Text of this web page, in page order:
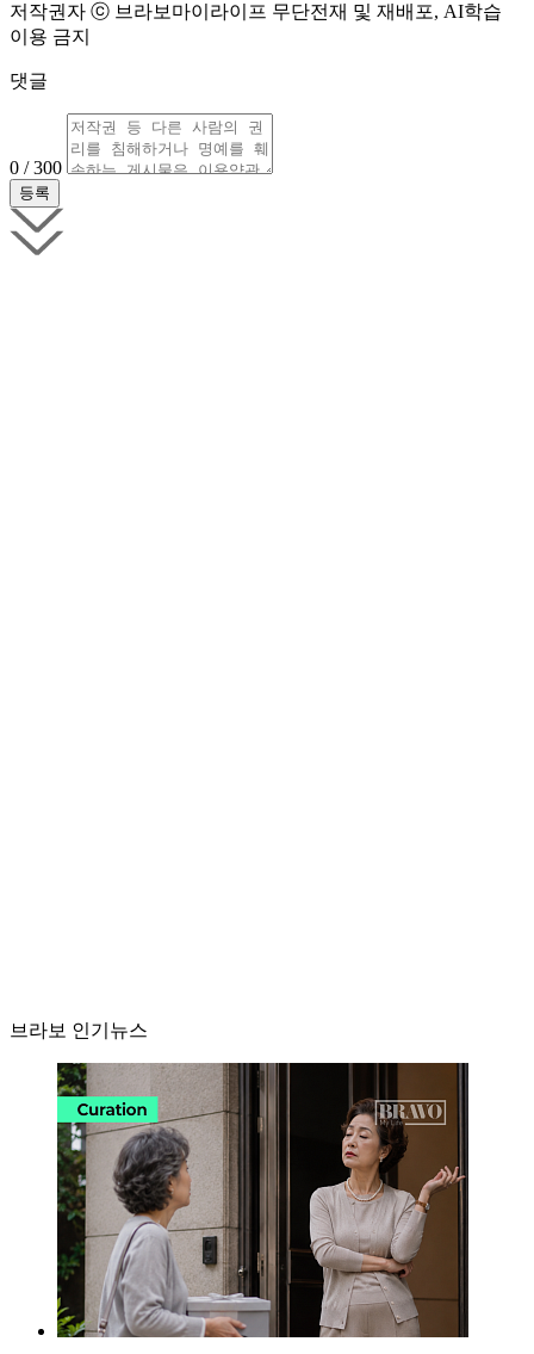
저작권자 ⓒ 브라보마이라이프 무단전재 및 재배포, AI학습
이용 금지
댓글
0 / 300
브라보 인기뉴스